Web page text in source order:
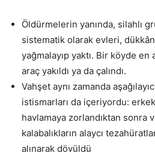
Öldürmelerin yanında, silahlı
sistematik olarak evleri,
yağmalayıp yaktı. Bir köyde
araç yakıldı ya da çalındı.
Vahşet aynı zamanda
istismarları da içeriyordu:
havlamaya zorlandıktan sonra
kalabalıkların alaycı
alınarak dövüldü